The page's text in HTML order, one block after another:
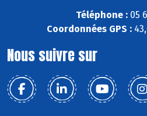
Téléphone : 05
Coordonnées GPS :
Nous suivre sur